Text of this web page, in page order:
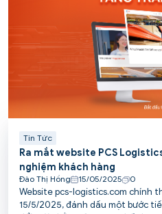
Tin Tức
Ra mắt website PCS
nghiệm khách hàng
Đào Thị Hồng 15/05/2025 0
Website pcs-logistics.com chính
15/5/2025, đánh dấu một bước